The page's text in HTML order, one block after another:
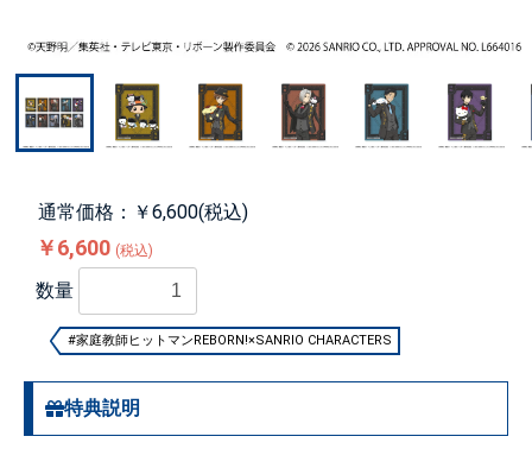
通常価格：￥6,600(税込)
￥6,600 (税込)
数量
#家庭教師ヒットマンREBORN!×SANRIO CHARACTERS
特典説明